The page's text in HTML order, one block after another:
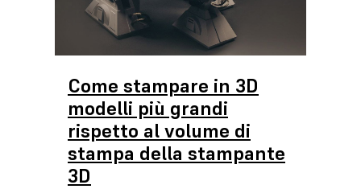
Come stampare in 3D
modelli più grandi
rispetto al volume di
stampa della stampante
3D